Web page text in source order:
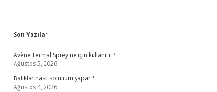
Sidebar
Son Yazılar
Avène Termal Sprey ne için kullanılır ?
Ağustos 5, 2026
Balıklar nasıl solunum yapar ?
Ağustos 4, 2026